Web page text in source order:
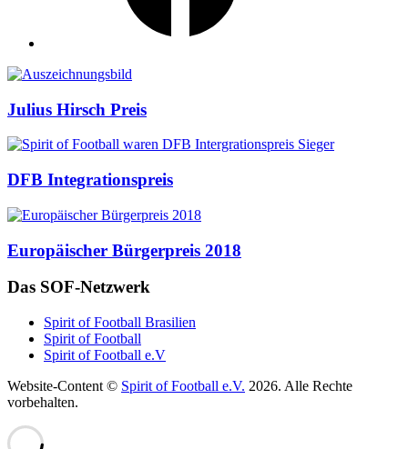
Auszeichnungen
Julius Hirsch Preis
DFB Integrationspreis
Europäischer Bürgerpreis 2018
Das SOF-Netzwerk
Spirit of Football Brasilien
Spirit of Football
Spirit of Football e.V
Website-Content © Spirit of Football e.V. 2026. Alle Rechte
vorbehalten.